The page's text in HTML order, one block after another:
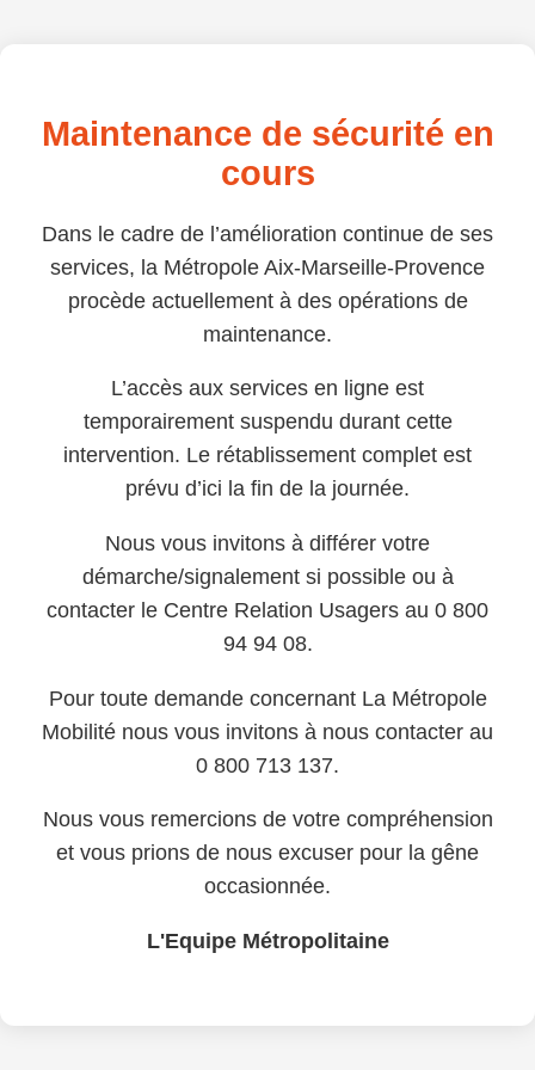
Maintenance de sécurité en
cours
Dans le cadre de l’amélioration continue de ses
services, la Métropole Aix-Marseille-Provence
procède actuellement à des opérations de
maintenance.
L’accès aux services en ligne est
temporairement suspendu durant cette
intervention. Le rétablissement complet est
prévu d’ici la fin de la journée.
Nous vous invitons à différer votre
démarche/signalement si possible ou à
contacter le Centre Relation Usagers au 0 800
94 94 08.
Pour toute demande concernant La Métropole
Mobilité nous vous invitons à nous contacter au
0 800 713 137.
Nous vous remercions de votre compréhension
et vous prions de nous excuser pour la gêne
occasionnée.
L'Equipe Métropolitaine